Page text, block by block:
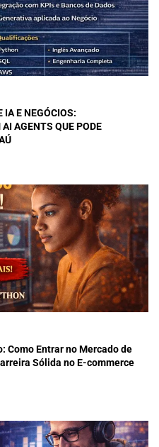
IA E NEGÓCIOS:
AGENTS QUE PODE
Como Entrar no Mercado de
Sólida no E-commerce